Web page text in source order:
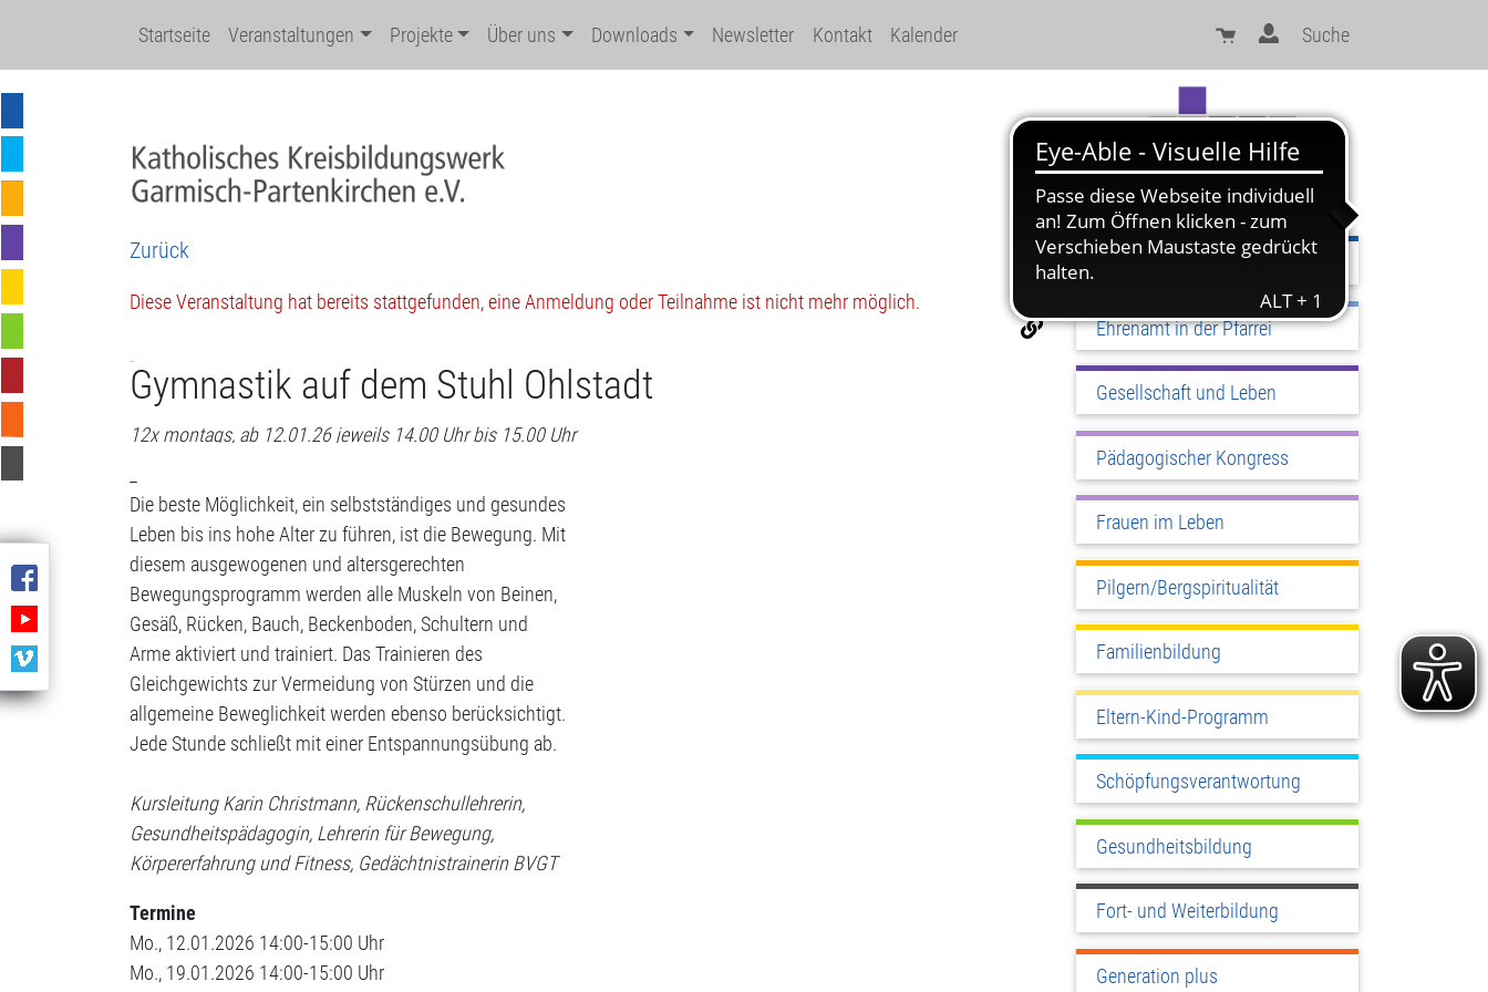
Startseite Veranstaltungen Projekte Über uns Downloads Newsletter Kontakt Kalender Suche
Zurück
Diese Veranstaltung hat bereits stattgefunden, eine Anmeldung oder Teilnahme ist nicht mehr möglich.
Gymnastik auf dem Stuhl Ohlstadt
12x montags, ab 12.01.26 jeweils 14.00 Uhr bis 15.00 Uhr
Die beste Möglichkeit, ein selbstständiges und gesundes
Leben bis ins hohe Alter zu führen, ist die Bewegung. Mit
diesem ausgewogenen und altersgerechten
Bewegungsprogramm werden alle Muskeln von Beinen,
Gesäß, Rücken, Bauch, Beckenboden, Schultern und
Arme aktiviert und trainiert. Das Trainieren des
Gleichgewichts zur Vermeidung von Stürzen und die
allgemeine Beweglichkeit werden ebenso berücksichtigt.
Jede Stunde schließt mit einer Entspannungsübung ab.
Kursleitung Karin Christmann, Rückenschullehrerin,
Gesundheitspädagogin, Lehrerin für Bewegung,
Körpererfahrung und Fitness, Gedächtnistrainerin BVGT
Termine
Mo., 12.01.2026 14:00-15:00 Uhr
Mo., 19.01.2026 14:00-15:00 Uhr
Sinn und Orientierung
Ehrenamt in der Pfarrei
Gesellschaft und Leben
Pädagogischer Kongress
Frauen im Leben
Pilgern/Bergspiritualität
Familienbildung
Eltern-Kind-Programm
Schöpfungsverantwortung
Gesundheitsbildung
Fort- und Weiterbildung
Generation plus